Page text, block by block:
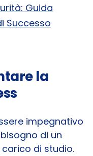
Guida
Successo
la
impegnativo
di un
di studio.